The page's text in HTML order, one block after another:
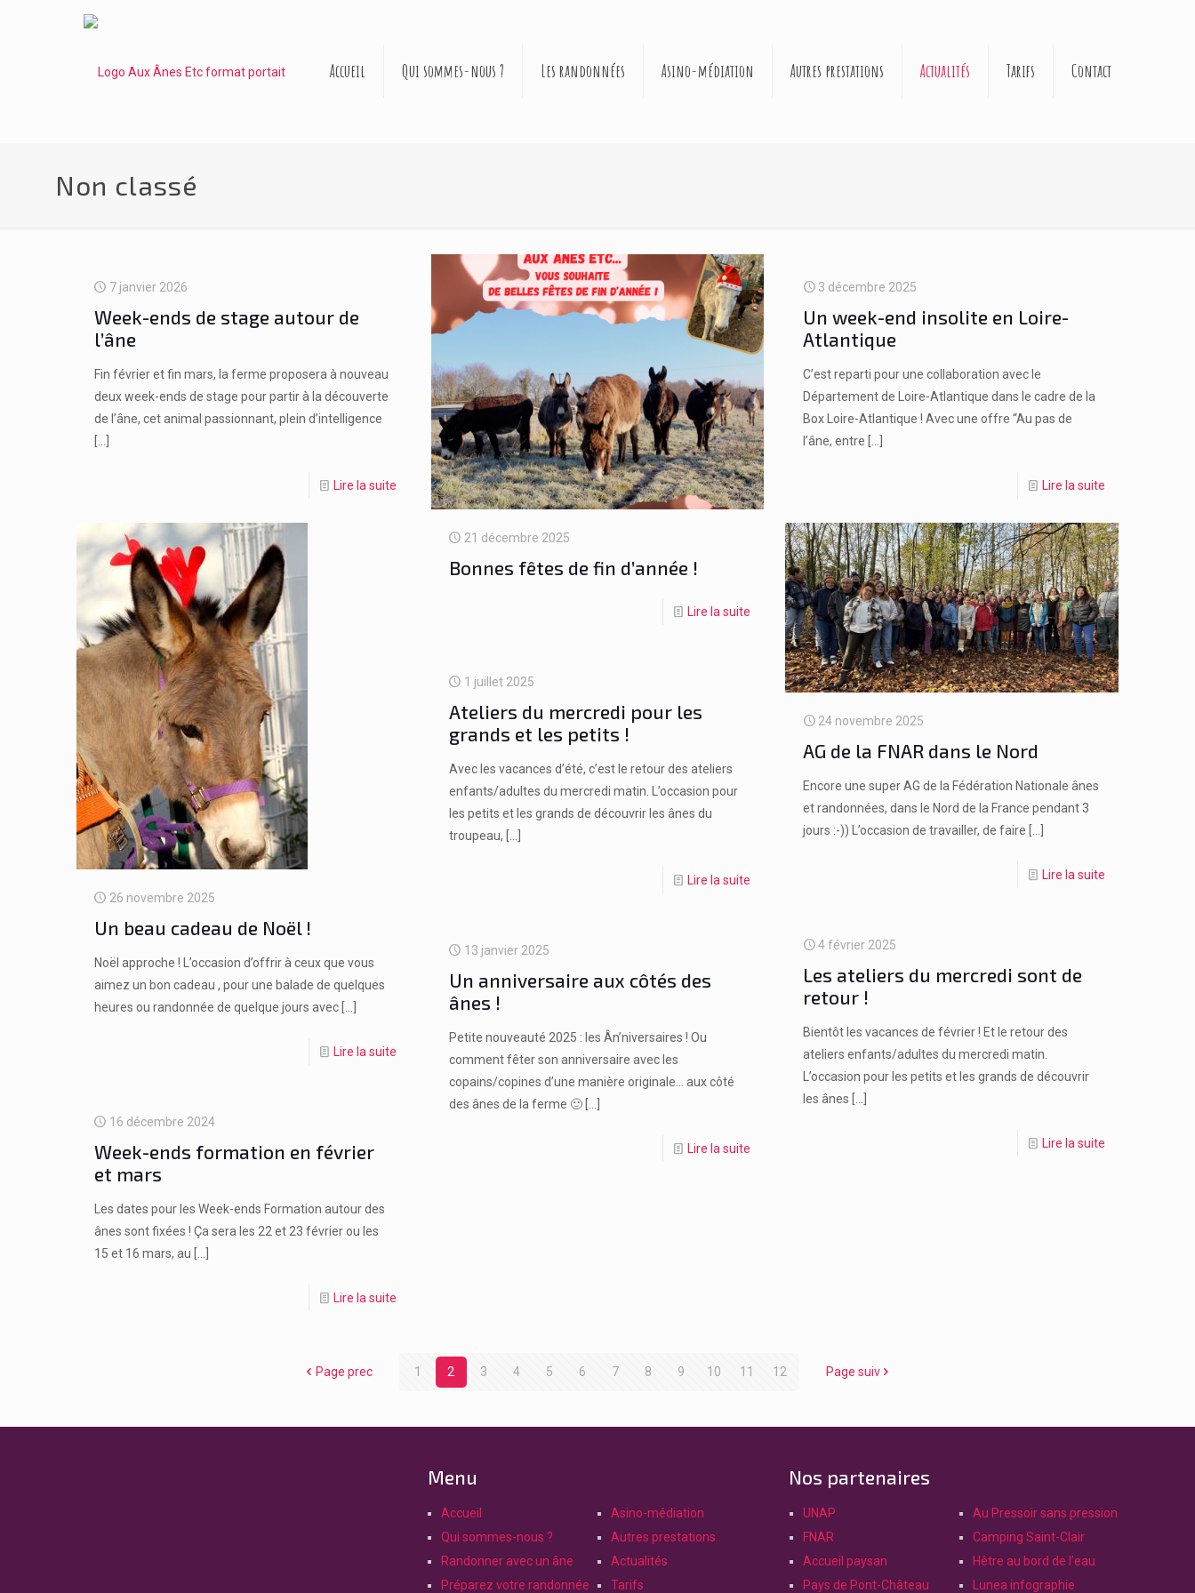
Accueil Qui sommes-nous ? Les randonnées Asino-médiation Autres prestations Actualités Tarifs Contact
Non classé
7 janvier 2026
Week-ends de stage autour de
l’âne
Fin février et fin mars, la ferme proposera à nouveau
deux week-ends de stage pour partir à la découverte
de l’âne, cet animal passionnant, plein d’intelligence
Lire la suite
21 décembre 2025
Bonnes fêtes de fin d’année !
Lire la suite
3 décembre 2025
Un week-end insolite en Loire-
Atlantique
C’est reparti pour une collaboration avec le
Département de Loire-Atlantique dans le cadre de la
Box Loire-Atlantique ! Avec une offre “Au pas de
l’âne, entre
Lire la suite
26 novembre 2025
Un beau cadeau de Noël !
Noël approche ! L’occasion d’offrir à ceux que vous
aimez un bon cadeau , pour une balade de quelques
heures ou randonnée de quelque jours avec[…]
Lire la suite
24 novembre 2025
AG de la FNAR dans le Nord
Encore une super AG de la Fédération Nationale ânes
et randonnées, dans le Nord de la France pendant 3
jours :-)) L’occasion de travailler, de faire […]
Lire la suite
1 juillet 2025
Ateliers du mercredi pour les
grands et les petits !
Avec les vacances d’été, c’est le retour des ateliers
enfants/adultes du mercredi matin. L’occasion pour
les petits et les grands de découvrir les ânes du
troupeau,
Lire la suite
4 février 2025
Les ateliers du mercredi sont de
retour !
Bientôt les vacances de février ! Et le retour des
ateliers enfants/adultes du mercredi matin.
L’occasion pour les petits et les grands de découvrir
les ânes […]
Lire la suite
13 janvier 2025
Un anniversaire aux côtés des
ânes !
Petite nouveauté 2025 : les Ân’niversaires ! Ou
comment fêter son anniversaire avec les
copains/copines d’une manière originale… aux côté
des ânes de la ferme 🙂[…]
Lire la suite
16 décembre 2024
Week-ends formation en février
et mars
Les dates pour les Week-ends Formation autour des
ânes sont fixées ! Ça sera les 22 et 23 février ou les
15 et 16 mars, au
Lire la suite
Page prec 1 2 3 4 5 6 7 8 9 10 11 12 Page suiv
Menu
Accueil
Qui sommes-nous ?
Randonner avec un âne
Préparez votre randonnée
Asino-médiation
Autres prestations
Actualités
Tarifs
Nos partenaires
UNAP
FNAR
Accueil paysan
Pays de Pont-Château
Au Pressoir sans pression
Camping Saint-Clair
Hêtre au bord de l’eau
Lunea infographie